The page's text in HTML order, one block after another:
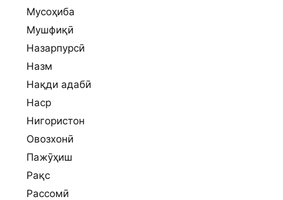
Мусоҳиба
Мушфиқӣ
Назарпурсӣ
Назм
Нақди адабӣ
Наср
Нигористон
Овозхонӣ
Пажӯҳиш
Рақс
Рассомӣ